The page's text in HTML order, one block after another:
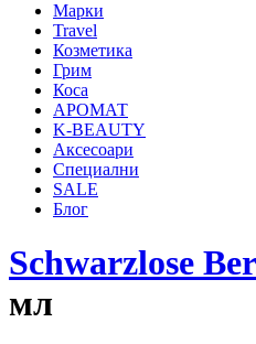
Mарки
Travel
Козметика
Грим
Коса
АРОМАТ
K-BEAUTY
Аксесоари
Специални
SALE
Блог
Schwarzlose
мл